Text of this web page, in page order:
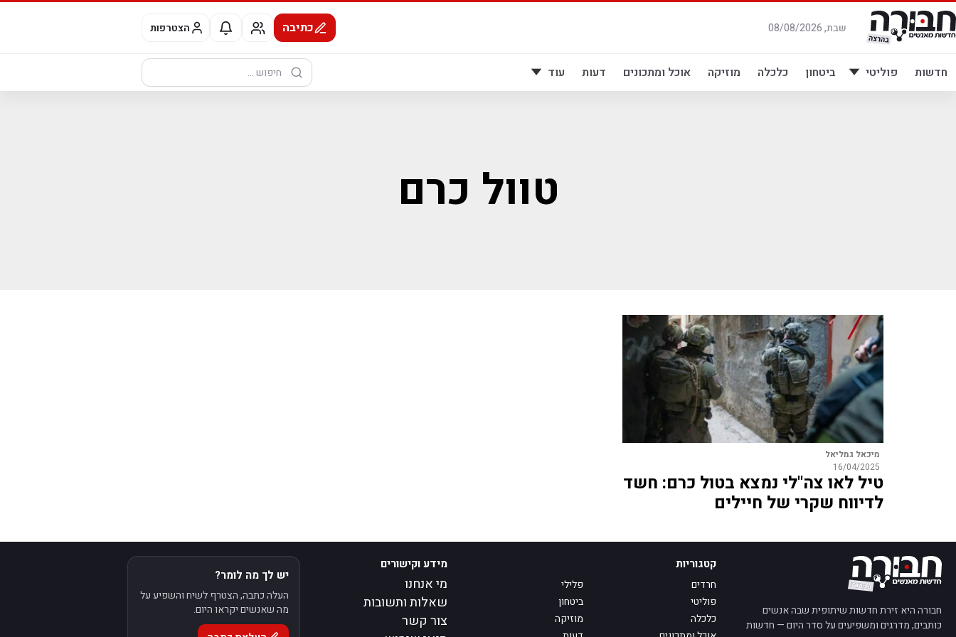
דלג
לתוכן
שבת, 08/08/2026 כתיבה הצטרפות
חדשות פוליטי ביטחון כלכלה מוזיקה אוכל ומתכונים דעות עוד
חיפוש:
טוול כרם
מיכאל גמליאל
16/04/2025
טיל לאו צה"לי נמצא בטול כרם: חשד
לדיווח שקרי של חיילים
חבורה היא זירת חדשות שיתופית שבה אנשים
כותבים, מדרגים ומשפיעים על סדר היום — חדשות
קטגוריות
חרדים
פלילי
פוליטי
ביטחון
כלכלה
מוזיקה
מידע וקישורים
מי אנחנו
שאלות ותשובות
צור קשר
יש לך מה לומר?
העלה כתבה, הצטרף לשיח והשפיע על
מה שאנשים יקראו היום.